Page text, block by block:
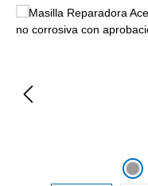
Omitir galería de